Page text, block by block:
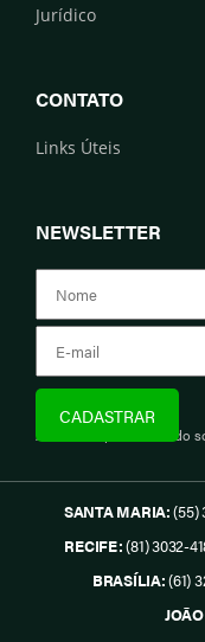
Jurídico
CONTATO
Links Úteis
NEWSLETTER
Assine e fique informado
SANTA MARIA:(55)
RECIFE:(81) 3032-
BRASÍLIA:(61)